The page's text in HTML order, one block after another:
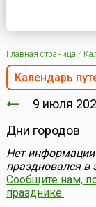
Главная страница /
Календарь
9 июля
Дни городов
Нет
праздновался в
Сообщите нам,
празднике.